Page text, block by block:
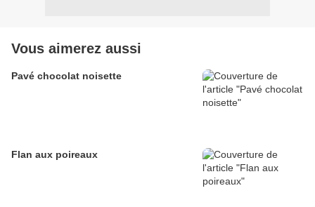
Vous aimerez aussi
Pavé chocolat noisette
Flan aux poireaux